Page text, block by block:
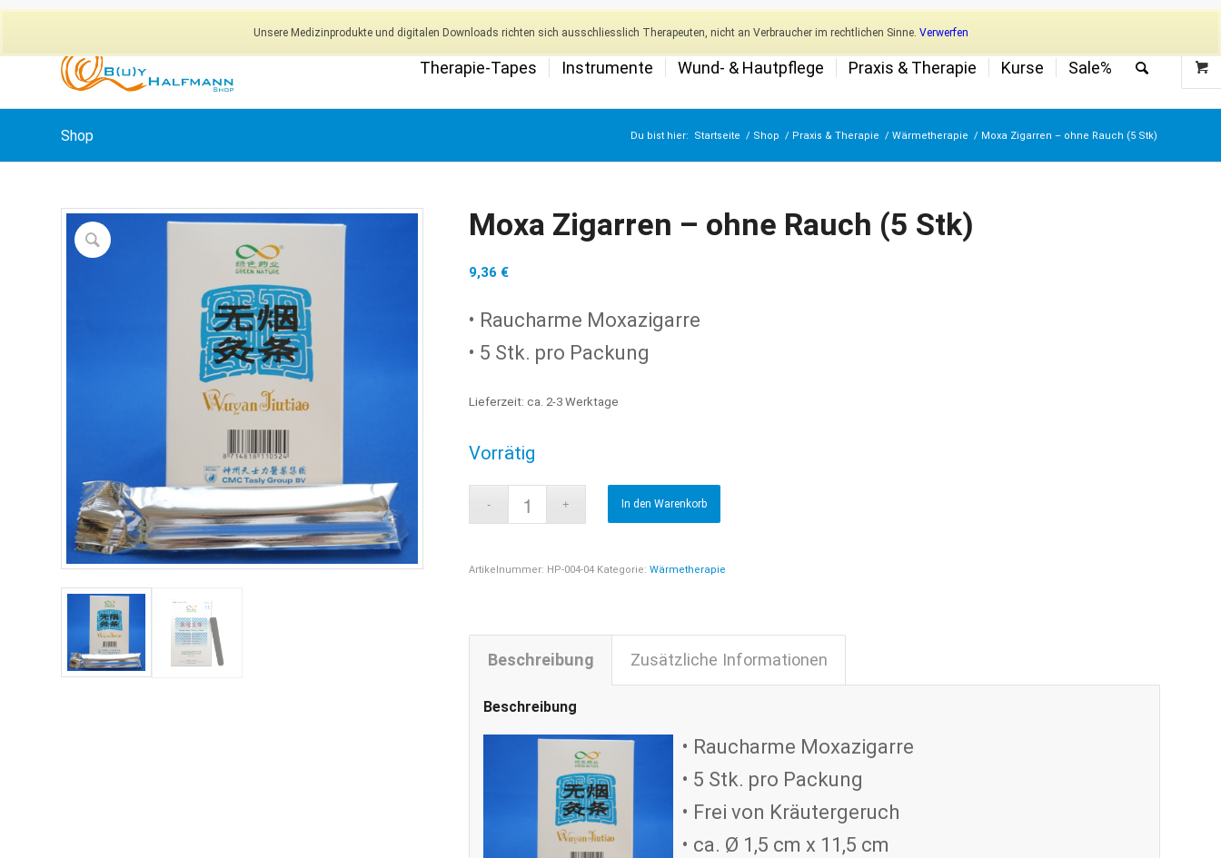
Unsere Medizinprodukte und digitalen Downloads richten sich ausschliesslich Therapeuten, nicht an Verbraucher im rechtlichen Sinne. Verwerfen
Newsletter Mein Konto
Therapie-Tapes Instrumente Wund- & Hautpflege Praxis & Therapie Kurse Sale%
Shop Du bist hier: Startseite / Shop / Praxis & Therapie / Wärmetherapie / Moxa Zigarren – ohne Rauch (5 Stk)
Moxa Zigarren – ohne Rauch (5 Stk)
9,36 €
• Raucharme Moxazigarre
• 5 Stk. pro Packung
Lieferzeit:ca. 2-3 Werktage
Vorrätig
In den Warenkorb
Artikelnummer: HP-004-04 Kategorie:Wärmetherapie
Beschreibung Zusätzliche Informationen
Beschreibung
• Raucharme Moxazigarre
• 5 Stk. pro Packung
• Frei von Kräutergeruch
• ca. Ø 1,5 cm x 11,5 cm